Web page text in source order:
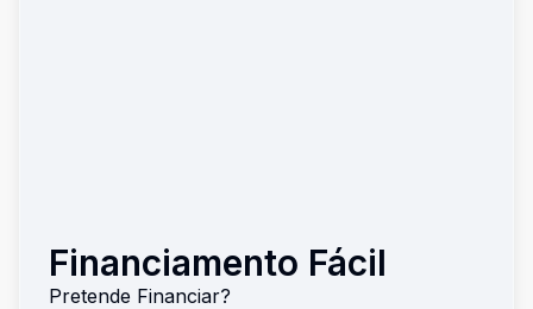
Financiamento Fácil
Pretende Financiar?